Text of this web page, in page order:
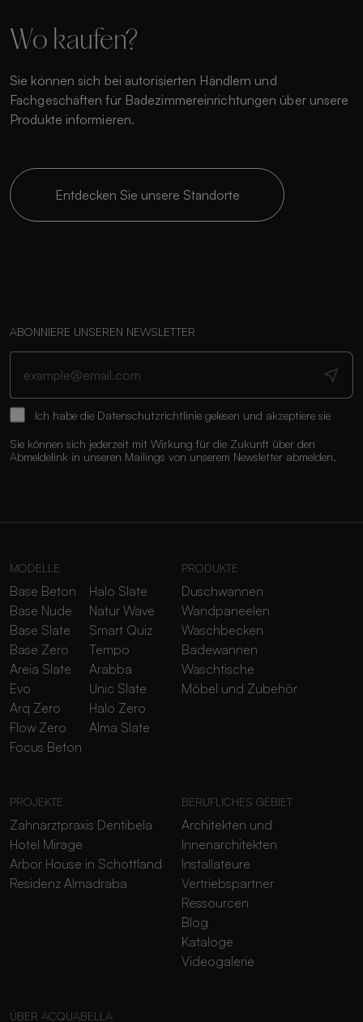
Wo kaufen?
Sie können sich bei autorisierten Händlern und
Fachgeschäften für Badezimmereinrichtungen über unsere
Produkte informieren.
Entdecken Sie unsere Standorte
ABONNIERE UNSEREN NEWSLETTER
Ich habe die Datenschutzrichtlinie gelesen und akzeptiere sie
Sie können sich jederzeit mit Wirkung für die Zukunft über den
Abmeldelink in unseren Mailings von unserem Newsletter abmelden.
MODELLE
Base Beton
Base Nude
Base Slate
Base Zero
Areia Slate
Evo
Arq Zero
Flow Zero
Focus Beton
Halo Slate
Natur Wave
Smart Quiz
Tempo
Arabba
Unic Slate
Halo Zero
Alma Slate
PRODUKTE
Duschwannen
Wandpaneelen
Waschbecken
Badewannen
Waschtische
Möbel und Zubehör
PROJEKTE
Zahnarztpraxis Dentibela
Hotel Mirage
Arbor House in Schottland
Residenz Almadraba
BERUFLICHES GEBIET
Architekten und
Innenarchitekten
Installateure
Vertriebspartner
Ressourcen
Blog
Kataloge
Videogalerie
ÜBER ACQUABELLA